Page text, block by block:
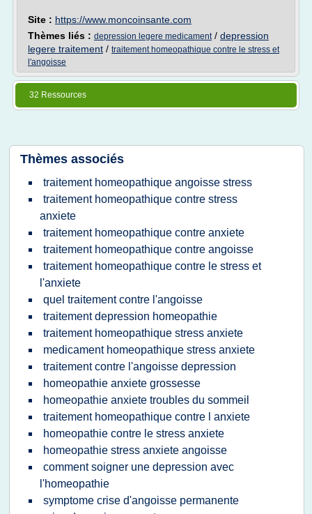
Site : https://www.moncoinsante.com
Thèmes liés : depression legere medicament/ depression
legere traitement / traitement homeopathique contre le stress et
l'angoisse
32 Ressources
Thèmes associés
traitement homeopathique angoisse stress
traitement homeopathique contre stress
anxiete
traitement homeopathique contre anxiete
traitement homeopathique contre angoisse
traitement homeopathique contre le stress et
l'anxiete
quel traitement contre l'angoisse
traitement depression homeopathie
traitement homeopathique stress anxiete
medicament homeopathique stress anxiete
traitement contre l'angoisse depression
homeopathie anxiete grossesse
homeopathie anxiete troubles du sommeil
traitement homeopathique contre l anxiete
homeopathie contre le stress anxiete
homeopathie stress anxiete angoisse
comment soigner une depression avec
l'homeopathie
symptome crise d'angoisse permanente